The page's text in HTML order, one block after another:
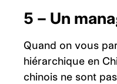
5 – Un
Quand on vous
hiérarchique en
chinois ne sont